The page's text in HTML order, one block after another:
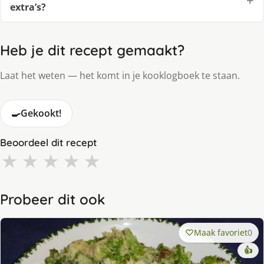
extra’s?
Heb je dit recept gemaakt?
Laat het weten — het komt in je kooklogboek te staan.
🍳Gekookt!
Beoordeel dit recept
★ ★ ★ ★ ★
Probeer dit ook
Maak favoriet0
👍